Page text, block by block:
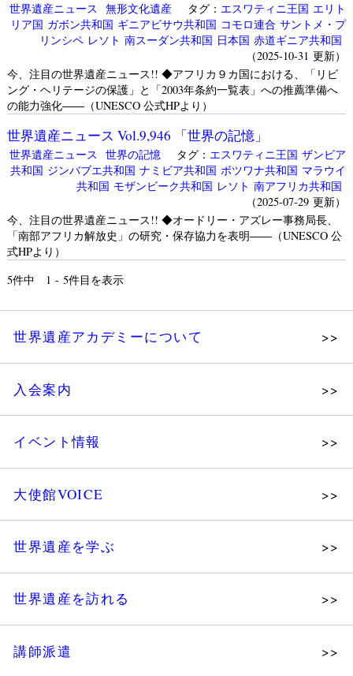
世界遺産ニュース 無形文化遺産タグ： エスワティニ王国 エリト
リア国 ガボン共和国 ギニアビサウ共和国 コモロ連合 サントメ・プ
リンシペ レソト 南スーダン共和国 日本国 赤道ギニア共和国
（2025-10-31 更新）
今、注目の世界遺産ニュース!! ◆アフリカ９カ国における、「リビ
ング・ヘリテージの保護」と「2003年条約一覧表」への推薦準備へ
の能力強化――（UNESCO 公式HPより）
世界遺産ニュース Vol.9,946 「世界の記憶」
世界遺産ニュース 世界の記憶タグ： エスワティニ王国 ザンビア
共和国 ジンバブエ共和国 ナミビア共和国 ボツワナ共和国 マラウイ
共和国 モザンビーク共和国 レソト 南アフリカ共和国
（2025-07-29 更新）
今、注目の世界遺産ニュース!! ◆オードリー・アズレー事務局長、
「南部アフリカ解放史」の研究・保存協力を表明――（UNESCO 公
式HPより）
5件中 1 - 5件目を表示
世界遺産アカデミーについて
組織図・役員
法人会員・協賛団体／公認団体
入会案内
イベント情報
展示会
ツアー情報
大使館VOICE
世界遺産を学ぶ
世界遺産を訪れる
講師派遣